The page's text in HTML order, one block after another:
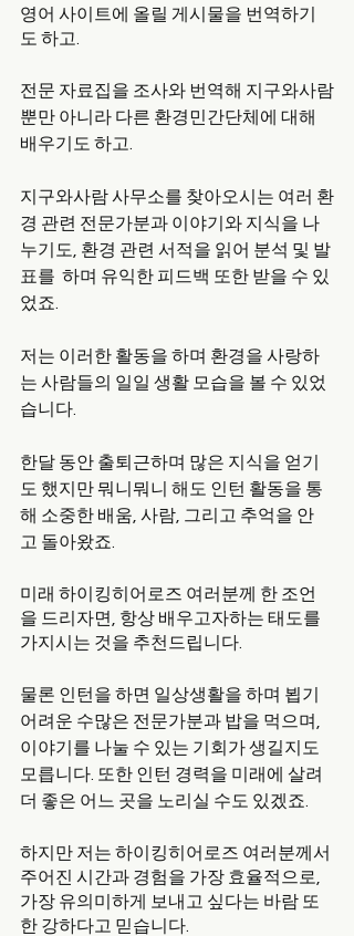
영어 사이트에 올릴 게시물을 번역하기
도 하고.
전문 자료집을 조사와 번역해 지구와사람
뿐만 아니라 다른 환경민간단체에 대해
배우기도 하고.
지구와사람 사무소를 찾아오시는 여러 환
경 관련 전문가분과 이야기와 지식을 나
누기도, 환경 관련 서적을 읽어 분석 및 발
표를  하며 유익한 피드백 또한 받을 수 있
었죠.
저는 이러한 활동을 하며 환경을 사랑하
는 사람들의 일일 생활 모습을 볼 수 있었
습니다.
한달 동안 출퇴근하며 많은 지식을 얻기
도 했지만 뭐니뭐니 해도 인턴 활동을 통
해 소중한 배움, 사람, 그리고 추억을 안
고 돌아왔죠.
미래 하이킹히어로즈 여러분께 한 조언
을 드리자면, 항상 배우고자하는 태도를
가지시는 것을 추천드립니다.
물론 인턴을 하면 일상생활을 하며 뵙기
어려운 수많은 전문가분과 밥을 먹으며,
이야기를 나눌 수 있는 기회가 생길지도
모릅니다. 또한 인턴 경력을 미래에 살려
더 좋은 어느 곳을 노리실 수도 있겠죠.
하지만 저는 하이킹히어로즈 여러분께서
주어진 시간과 경험을 가장 효율적으로,
가장 유의미하게 보내고 싶다는 바람 또
한 강하다고 믿습니다.